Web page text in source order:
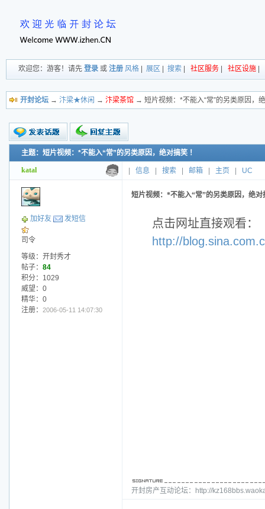
欢迎您：游客！请先 登录 或 注册 风格 展区 搜索 社区服务 社区设施
开封论坛 → 汴梁★休闲 → 汴梁茶馆 → 短片视频：*不能入“常”的另类原因，
新的主题
投票帖
交易帖
小字报
主题：短片视频：*不能入“常”的另类原因，绝对搞笑 ！
katal 信息 搜索 邮箱 主页 UC
加好友 发短信
司令
等级：开封秀才
帖子： 84
积分：1029
威望：0
精华：0
注册： 2006-05-11 14:07:30
短片视频：*不能入“常”的另类原因，绝对
点击网址直接观看：
http://
开封房产互动论坛：http://